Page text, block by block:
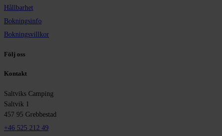
Hållbarhet
Bokningsinfo
Bokningsvillkor
Följ oss
Kontakt
Saltviks Camping
Saltvik 1
457 95 Grebbestad
+46 525 212 49